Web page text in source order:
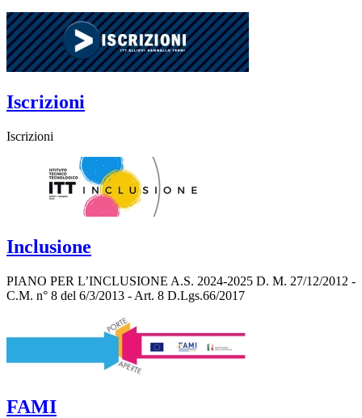
Iscrizioni
Iscrizioni
Inclusione
PIANO PER L’INCLUSIONE A.S. 2024-2025 D. M. 27/12/2012 -
C.M. n° 8 del 6/3/2013 - Art. 8 D.Lgs.66/2017
FAMI